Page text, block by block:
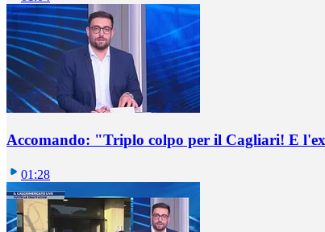
Accomando: "Triplo colpo per il Cagliari! E
01:28